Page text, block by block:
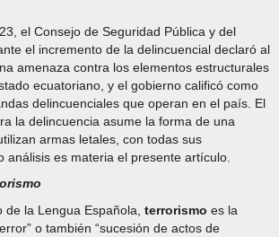
el Consejo de Seguridad Pública y del
el incremento de la delincuencial declaró al
amenaza contra los elementos estructurales
ecuatoriano, y el gobierno calificó como
delincuenciales que operan en el país. El
la delincuencia asume la forma de una
armas letales, con todas sus
análisis es materia el presente artículo.
de la Lengua Española, terrorismo es la
o también “sucesión de actos de